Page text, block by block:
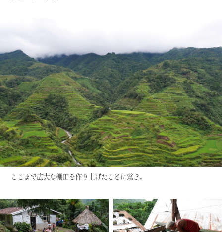
ここまで広大な棚田を作り上げたことに驚き。